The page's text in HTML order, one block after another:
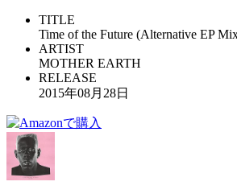
TITLE
Time of the Future (Alternative EP
ARTIST
MOTHER EARTH
RELEASE
2015年08月28日